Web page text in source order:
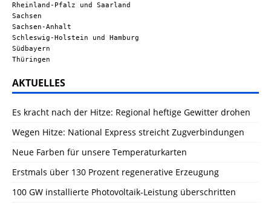
Rheinland-Pfalz und Saarland
Sachsen
Sachsen-Anhalt
Schleswig-Holstein und Hamburg
Südbayern
Thüringen
AKTUELLES
Es kracht nach der Hitze: Regional heftige Gewitter drohen
Wegen Hitze: National Express streicht Zugverbindungen
Neue Farben für unsere Temperaturkarten
Erstmals über 130 Prozent regenerative Erzeugung
100 GW installierte Photovoltaik-Leistung überschritten